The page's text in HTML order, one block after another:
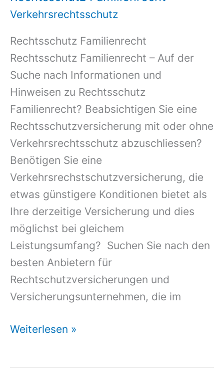
Verkehrsrechtsschutz
Rechtsschutz Familienrecht
Rechtsschutz Familienrecht – Auf der
Suche nach Informationen und
Hinweisen zu Rechtsschutz
Familienrecht? Beabsichtigen Sie eine
Rechtsschutzversicherung mit oder ohne
Verkehrsrechtsschutz abzuschliessen?
Benötigen Sie eine
Verkehrsrechstschutzversicherung, die
etwas günstigere Konditionen bietet als
Ihre derzeitige Versicherung und dies
möglichst bei gleichem
Leistungsumfang? Suchen Sie nach den
besten Anbietern für
Rechtschutzversicherungen und
Versicherungsunternehmen, die im
Rechtsschutz
Weiterlesen »